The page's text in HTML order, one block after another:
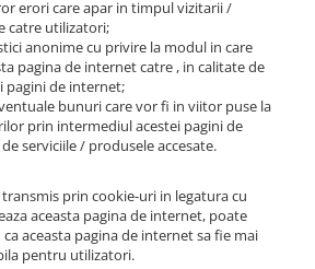
erori care apar in timpul vizitarii /
catre utilizatori;
anonime cu privire la modul in care
pagina de internet catre , in calitate de
pagini de internet;
bunuri care vor fi in viitor puse la
prin intermediul acestei pagini de
serviciile / produsele accesate.
prin cookie-uri in legatura cu
aceasta pagina de internet, poate
aceasta pagina de internet sa fie mai
pentru utilizatori.